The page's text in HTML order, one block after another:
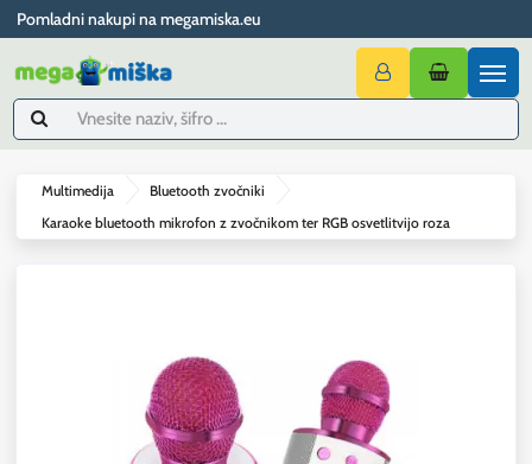
Pomladni nakupi na megamiska.eu
Multimedija
Bluetooth zvočniki
Karaoke bluetooth mikrofon z zvočnikom ter RGB osvetlitvijo roza